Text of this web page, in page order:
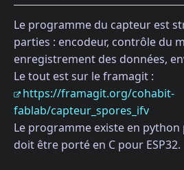
Le programme du capteur est
parties : encodeur, contrôle du
enregistrement des données,
Le tout est sur le framagit :
https://framagit.org/cohabit-
fablab/capteur_spores_ifv
Le programme existe en
doit être porté en C pour ESP32.